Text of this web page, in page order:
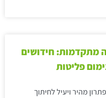
מתקדמות: חידושים
פליטות
מהיר ויעיל לחיתוך